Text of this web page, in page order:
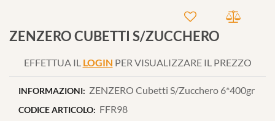
ZENZERO CUBETTI S/ZUCCHERO
EFFETTUA IL LOGIN PER VISUALIZZARE IL PREZZO
INFORMAZIONI: ZENZERO Cubetti S/Zucchero 6*400gr
CODICE ARTICOLO: FFR98